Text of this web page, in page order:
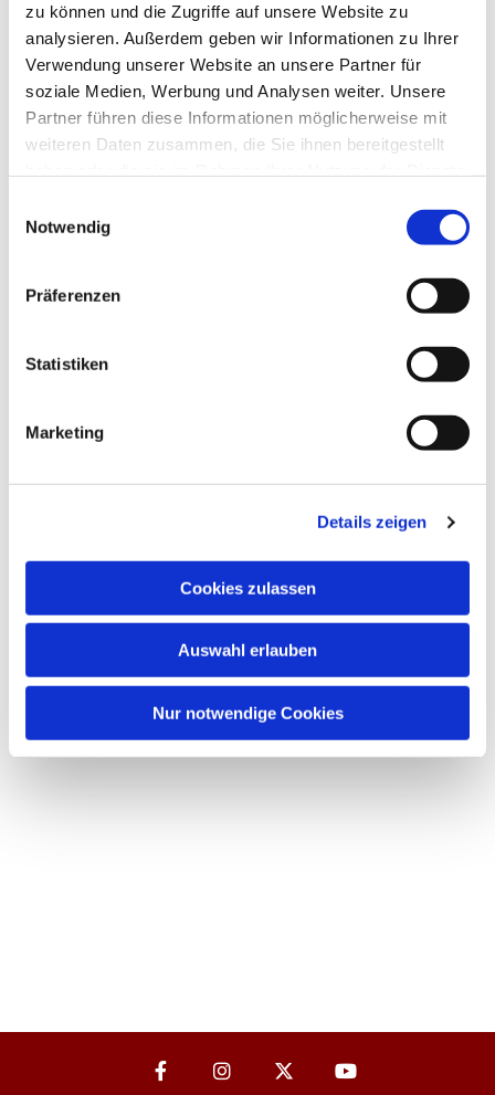
zu können und die Zugriffe auf unsere Website zu
analysieren. Außerdem geben wir Informationen zu Ihrer
Verwendung unserer Website an unsere Partner für
soziale Medien, Werbung und Analysen weiter. Unsere
Partner führen diese Informationen möglicherweise mit
weiteren Daten zusammen, die Sie ihnen bereitgestellt
Notwendig
Präferenzen
Statistiken
Marketing
Details zeigen
Cookies zulassen
Auswahl erlauben
Nur notwendige Cookies